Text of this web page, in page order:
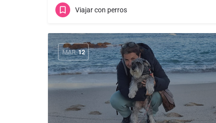
Viajar con perros
MAR 12